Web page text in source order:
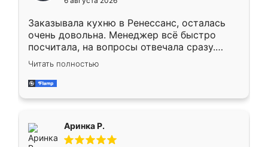
мебели буду заказывать только здесь.
Заказывала кухню в Ренессанс, осталась
очень довольна. Менеджер всё быстро
посчитала, на вопросы отвечала сразу.
Замерщик приехал в субботу, подошёл к
делу со всей ответственностью. Собрали
за день, ребята работали аккуратно, даже
Читать полностью
Аринка Р.